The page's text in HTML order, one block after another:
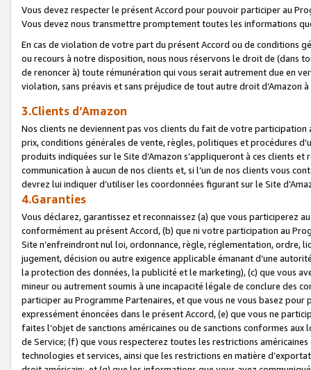
Vous devez respecter le présent Accord pour pouvoir participer au
Vous devez nous transmettre promptement toutes les informations
En cas de violation de votre part du présent Accord ou de conditions
ou recours à notre disposition, nous nous réservons le droit de (dans
de renoncer à) toute rémunération qui vous serait autrement due en
violation, sans préavis et sans préjudice de tout autre droit
3.Clients d’Amazon
Nos clients ne deviennent pas vos clients du fait de votre
prix, conditions générales de vente, règles, politiques et procédures
produits indiquées sur le Site d’Amazon s’appliqueront à ces clients
communication à aucun de nos clients et, si l’un de nos clients vous
devrez lui indiquer d’utiliser les coordonnées figurant sur le Site
4.Garanties
Vous déclarez, garantissez et reconnaissez (a) que vous participerez
conformément au présent Accord, (b) que ni votre participation au
Site n’enfreindront nul loi, ordonnance, règle, réglementation, ordre,
jugement, décision ou autre exigence applicable émanant d’une
la protection des données, la publicité et le marketing), (c) que vous
mineur ou autrement soumis à une incapacité légale de conclure des
participer au Programme Partenaires, et que vous ne vous basez
expressément énoncées dans le présent Accord, (e) que vous ne
faites l’objet de sanctions américaines ou de sanctions conformes
de Service; (f) que vous respecterez toutes les restrictions
technologies et services, ainsi que les restrictions en matière